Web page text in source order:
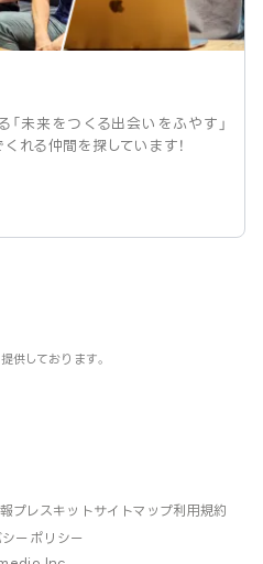
未来をつくる出会いをふやす」
れる仲間を探しています！
供しております。
プレスキットサイトマップ利用規約
シーポリシー